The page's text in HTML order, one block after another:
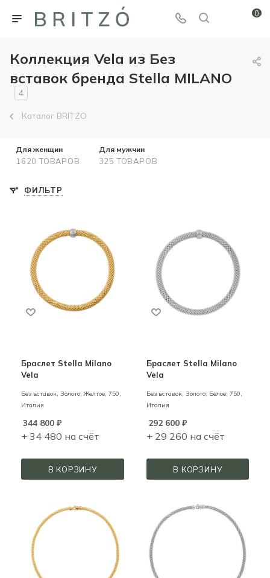
0
Коллекция Vela из Без
вставок бренда Stella MILANO
4
Каталог BRITZO
Для женщин
1620 ТОВАРОВ
Для мужчин
325 ТОВАРОВ
ФИЛЬТР
Браслет Stella Milano
Vela
Без вставок, Золото, Желтое, 750,
Италия
344 800 ₽
+ 34 480 на счёт
В КОРЗИНУ
Браслет Stella Milano
Vela
Без вставок, Золото, Белое, 750,
Италия
292 600₽
+ 29 260 на счёт
В КОРЗИНУ